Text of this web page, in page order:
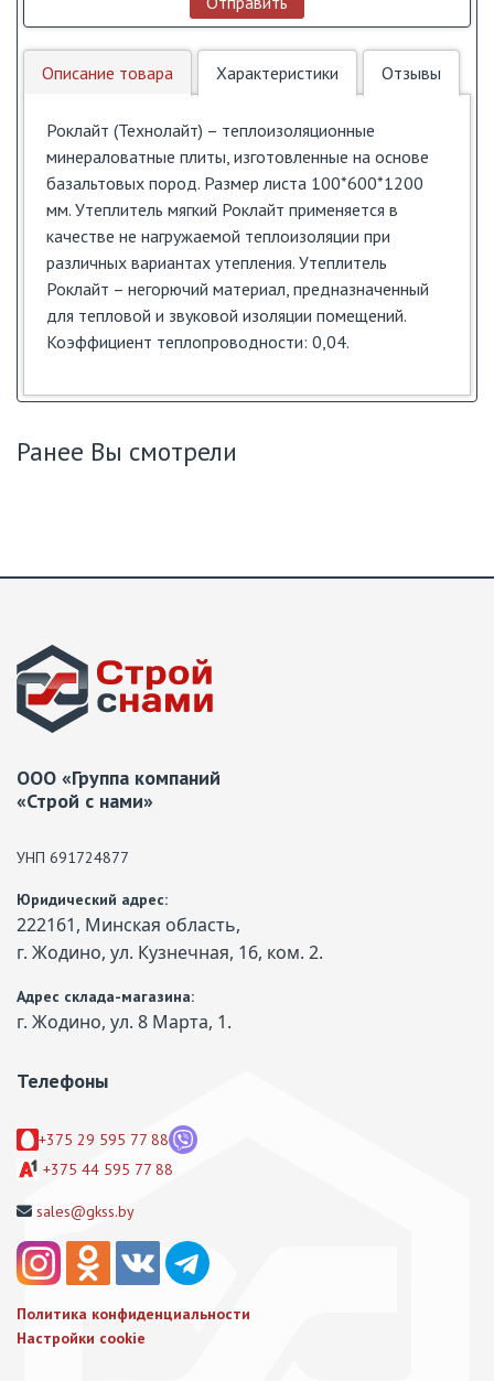
Описание товара Характеристики Отзывы
Роклайт (Технолайт) – теплоизоляционные
минераловатные плиты, изготовленные на основе
базальтовых пород. Размер листа 100*600*1200
мм. Утеплитель мягкий Роклайт применяется в
качестве не нагружаемой теплоизоляции при
различных вариантах утепления. Утеплитель
Роклайт – негорючий материал, предназначенный
для тепловой и звуковой изоляции помещений.
Коэффициент теплопроводности: 0,04.
Ранее Вы смотрели
ООО «Группа компаний
«Строй с нами»
УНП 691724877
Юридический адрес:
222161, Минская область,
г. Жодино, ул. Кузнечная, 16, ком. 2.
Адрес склада-магазина:
г. Жодино, ул. 8 Марта, 1.
Телефоны
+375 29 595 77 88
+375 44 595 77 88
sales@gkss.by
Политика конфиденциальности
Настройки cookie